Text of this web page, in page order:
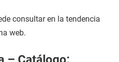
consultar en la tendencia
web.